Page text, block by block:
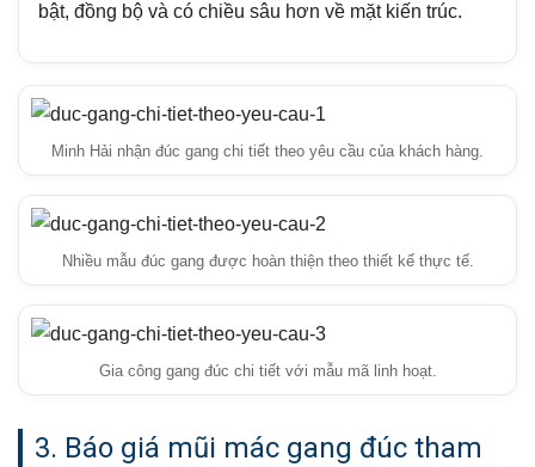
bật, đồng bộ và có chiều sâu hơn về mặt kiến trúc.
Minh Hải nhận đúc gang chi tiết theo yêu cầu của khách hàng.
Nhiều mẫu đúc gang được hoàn thiện theo thiết kế thực tế.
Gia công gang đúc chi tiết với mẫu mã linh hoạt.
3. Báo giá mũi mác gang đúc tham